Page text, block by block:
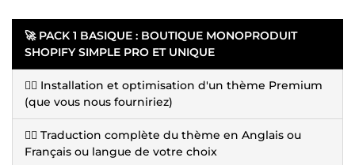
🚀 PACK 1 BASIQUE : BOUTIQUE MONOPRODUIT
SHOPIFY SIMPLE PRO ET UNIQUE
👉🏽 Installation et optimisation d'un thème Premium
(que vous nous fourniriez)
👉🏽 Traduction complète du thème en Anglais ou
Français ou langue de votre choix